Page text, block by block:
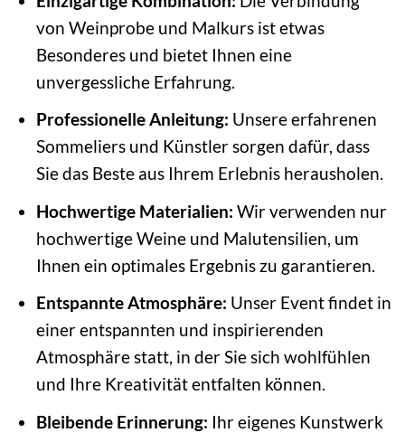
von Weinprobe und Malkurs ist etwas
Besonderes und bietet Ihnen eine
unvergessliche Erfahrung.
Professionelle Anleitung: Unsere erfahrenen
Sommeliers und Künstler sorgen dafür, dass
Sie das Beste aus Ihrem Erlebnis herausholen.
Hochwertige Materialien: Wir verwenden nur
hochwertige Weine und Malutensilien, um
Ihnen ein optimales Ergebnis zu garantieren.
Entspannte Atmosphäre: Unser Event findet in
einer entspannten und inspirierenden
Atmosphäre statt, in der Sie sich wohlfühlen
und Ihre Kreativität entfalten können.
Bleibende Erinnerung: Ihr eigenes Kunstwerk